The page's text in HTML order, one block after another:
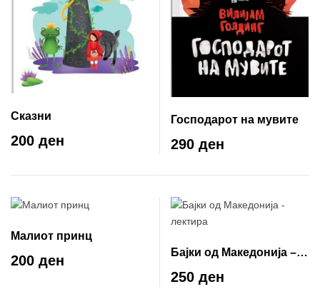
Сказни
200 ден
Господарот на мувите
290 ден
Малиот принц
200 ден
Бајки од Македонија –
лектира
250 ден